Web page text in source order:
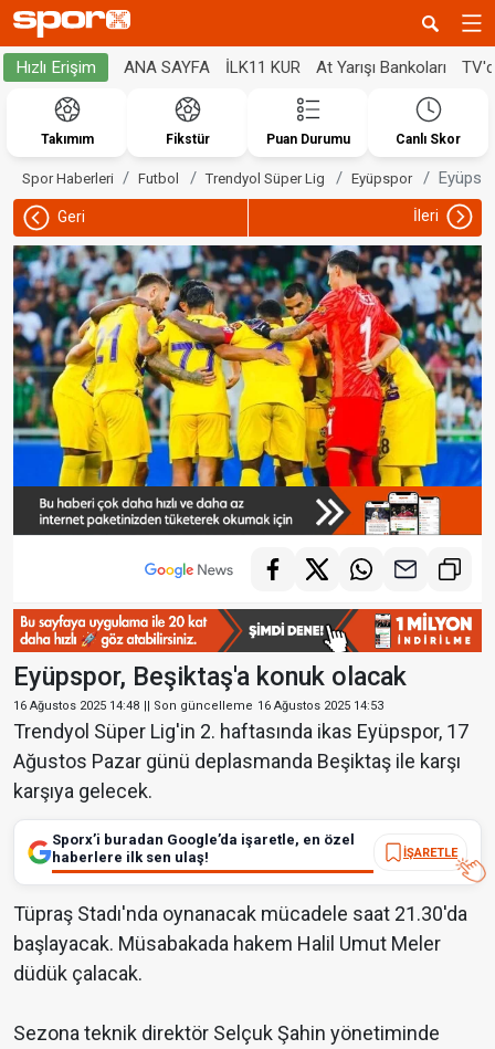
Hızlı Erişim ANA SAYFA İLK11 KUR At Yarışı Bankoları
Takımım Fikstür Puan Durumu Canlı Skor
Spor Haberleri Futbol Trendyol Süper Lig Eyüpspor
Geri İleri
Eyüpspor, Beşiktaş'a konuk olacak
16 Ağustos 2025 14:48 || Son güncelleme 16 Ağustos 2025 14:53
Trendyol Süper Lig'in 2. haftasında ikas Eyüpspor, 17
Ağustos Pazar günü deplasmanda Beşiktaş ile karşı
karşıya gelecek.
Sporx’i buradan Google’da işaretle, en özel
haberlere ilk sen ulaş!
İŞARETLE
Tüpraş Stadı'nda oynanacak mücadele saat 21.30'da
başlayacak. Müsabakada hakem Halil Umut Meler
düdük çalacak.
Sezona teknik direktör Selçuk Şahin yönetiminde